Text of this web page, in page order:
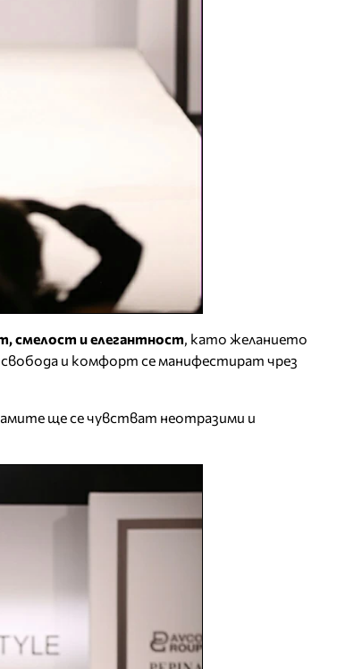
смелост и елегантност , като желанието
свобода и комфорт се манифестират чрез
ще се чувстват неотразими и